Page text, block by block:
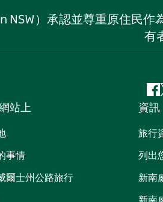
）承認並尊重原住民
有
站上
事情
爾士州公路旅行
資訊
旅行
列出
新南